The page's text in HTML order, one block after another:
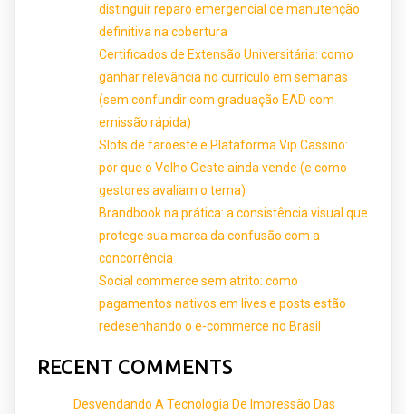
distinguir reparo emergencial de manutenção
definitiva na cobertura
Certificados de Extensão Universitária: como
ganhar relevância no currículo em semanas
(sem confundir com graduação EAD com
emissão rápida)
Slots de faroeste e Plataforma Vip Cassino:
por que o Velho Oeste ainda vende (e como
gestores avaliam o tema)
Brandbook na prática: a consistência visual que
protege sua marca da confusão com a
concorrência
Social commerce sem atrito: como
pagamentos nativos em lives e posts estão
redesenhando o e-commerce no Brasil
RECENT COMMENTS
Desvendando A Tecnologia De Impressão Das